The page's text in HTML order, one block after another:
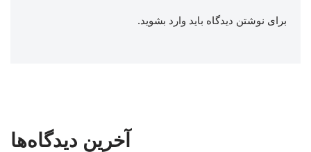
برای نوشتن دیدگاه باید وارد بشوید.
آخرین دیدگاه‌ها